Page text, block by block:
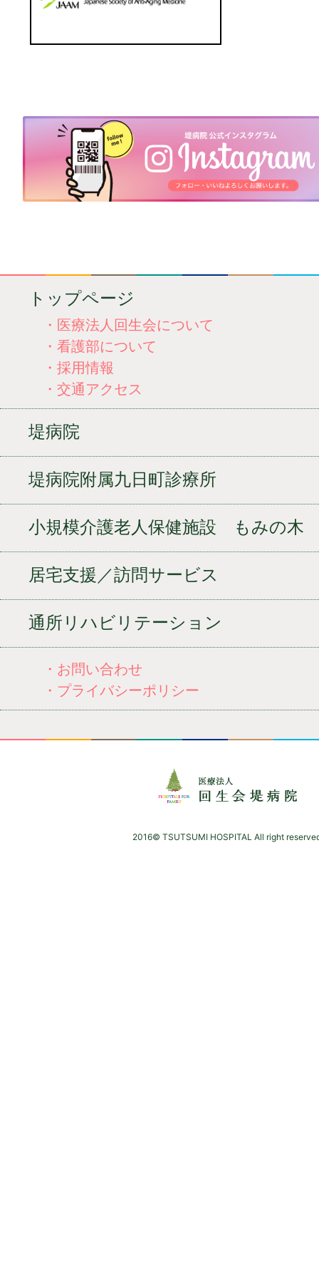
トップページ
・医療法人回生会について
・看護部について
・採用情報
・交通アクセス
堤病院
堤病院附属九日町診療所
小規模介護老人保健施設 もみの木
居宅支援／訪問サービス
通所リハビリテーション
・お問い合わせ
・プライバシーポリシー
2016© TSUTSUMI HOSPITAL All right